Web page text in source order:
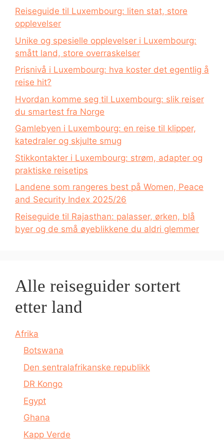
Reiseguide til Luxembourg: liten stat, store
opplevelser
Unike og spesielle opplevelser i Luxembourg:
smått land, store overraskelser
Prisnivå i Luxembourg: hva koster det egentlig å
reise hit?
Hvordan komme seg til Luxembourg: slik reiser
du smartest fra Norge
Gamlebyen i Luxembourg: en reise til klipper,
katedraler og skjulte smug
Stikkontakter i Luxembourg: strøm, adapter og
praktiske reisetips
Landene som rangeres best på Women, Peace
and Security Index 2025/26
Reiseguide til Rajasthan: palasser, ørken, blå
byer og de små øyeblikkene du aldri glemmer
Alle reiseguider sortert
etter land
Afrika
Botswana
Den sentralafrikanske republikk
DR Kongo
Egypt
Ghana
Kapp Verde